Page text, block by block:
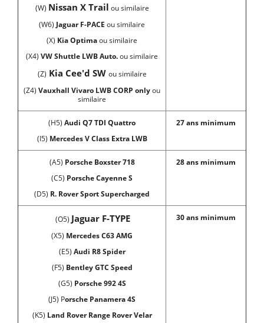
(W) Nissan X Trail ou similaire
(W6) Jaguar F-PACE ou similaire
(X) Kia Optimaou similaire
(X4) VW Shuttle LWB Auto.ou similaire
(Z) Kia Cee'd SW ou similaire
(Z4) Vauxhall Vivaro LWB CORP onlyou
similaire
(H5) Audi Q7 TDI Quattro
(I5) Mercedes V Class Extra LWB
27 ans minimum
(A5) Porsche Boxster 718
(C5) Porsche Cayenne S
(D5) R. Rover Sport Supercharged
28 ans minimum
(O5) Jaguar F-TYPE
(X5) Mercedes C63 AMG
(E5) Audi R8 Spider
(F5) Bentley GTC Speed
(G5) Porsche 992 4S
(J5) Porsche Panamera 4S
(K5) Land Rover Range Rover Velar
30 ans minimum